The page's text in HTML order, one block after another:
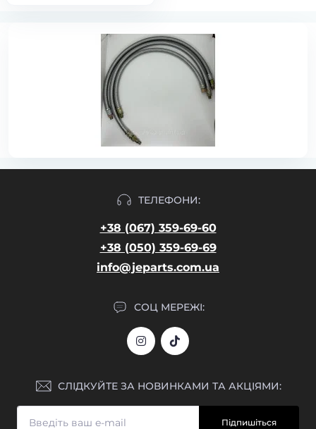
ТЕЛЕФОНИ:
+38 (067) 359-69-60
+38 (050) 359-69-69
info@jeparts.com.ua
СОЦ МЕРЕЖІ:
СЛІДКУЙТЕ ЗА НОВИНКАМИ ТА АКЦІЯМИ:
Підпишіться